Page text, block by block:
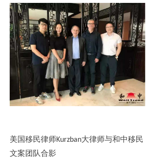
美国移民律师Kurzban大律师与和中移民
文案团队合影